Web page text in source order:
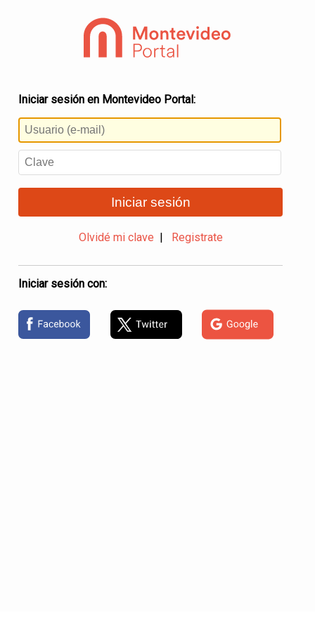
Iniciar sesión en Montevideo Portal:
Iniciar sesión
Olvidé mi clave Registrate
Iniciar sesión con: